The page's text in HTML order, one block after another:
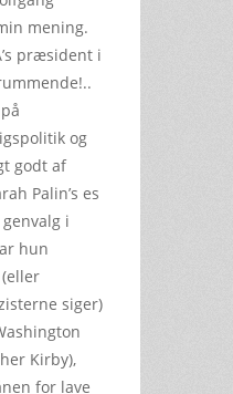
mening.
præsident i
og
godt af
Palin’s es
i
hun
siger)
Kirby),
for lave